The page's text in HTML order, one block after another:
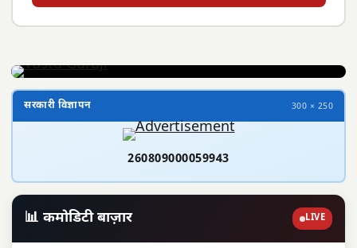
सरकारी विज्ञापन 300 × 250
260809000059943
📊 कमोडिटी बाज़ार LIVE